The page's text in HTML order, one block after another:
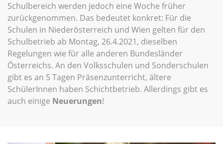
Schulbereich werden jedoch eine Woche früher
zurückgenommen. Das bedeutet konkret: Für die
Schulen in Niederösterreich und Wien gelten für den
Schulbetrieb ab Montag, 26.4.2021, dieselben
Regelungen wie für alle anderen Bundesländer
Österreichs. An den Volksschulen und Sonderschulen
gibt es an 5 Tagen Präsenzunterricht, ältere
SchülerInnen haben Schichtbetrieb. Allerdings gibt es
auch einige Neuerungen!